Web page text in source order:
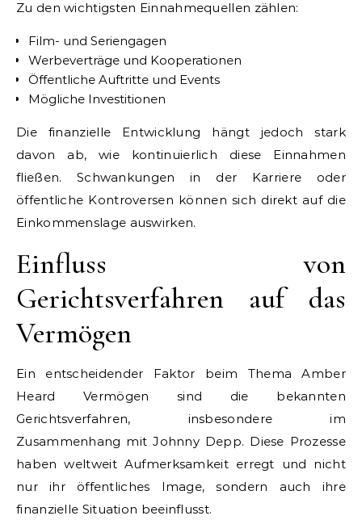
Zu den wichtigsten Einnahmequellen zählen:
Film- und Seriengagen
Werbeverträge und Kooperationen
Öffentliche Auftritte und Events
Mögliche Investitionen
Die finanzielle Entwicklung hängt jedoch stark
davon ab, wie kontinuierlich diese Einnahmen
fließen. Schwankungen in der Karriere oder
öffentliche Kontroversen können sich direkt auf die
Einkommenslage auswirken.
Einfluss von
Gerichtsverfahren auf das
Vermögen
Ein entscheidender Faktor beim Thema Amber
Heard Vermögen sind die bekannten
Gerichtsverfahren, insbesondere im
Zusammenhang mit Johnny Depp. Diese Prozesse
haben weltweit Aufmerksamkeit erregt und nicht
nur ihr öffentliches Image, sondern auch ihre
finanzielle Situation beeinflusst.